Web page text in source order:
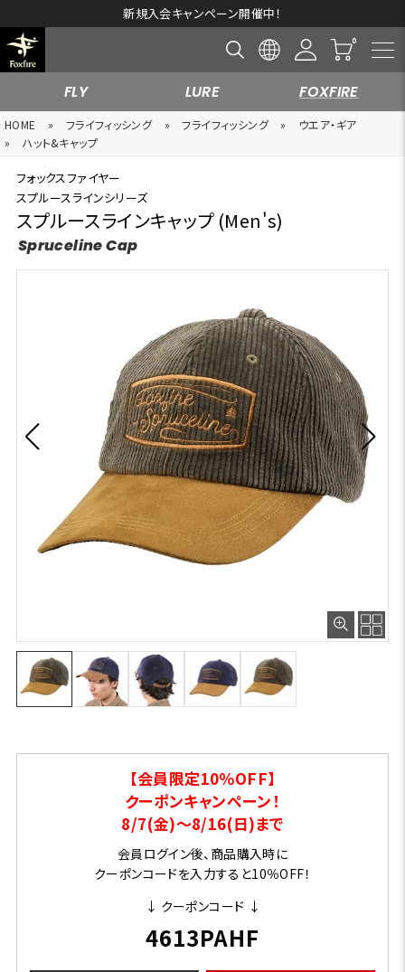
新規入会キャンペーン開催中！
FLY LURE FOXFIRE
HOME » フライフィッシング » フライフィッシング »
ウエア・ギア
»
ハット&キャップ
フォックスファイヤー
スプルースラインシリーズ
スプルースラインキャップ (Men's)
Spruceline Cap
【会員限定10％OFF】
クーポンキャンペーン！
8/7(金)～8/16(日)まで
会員ログイン後、商品購入時に
クーポンコードを入力すると10％OFF！
↓ クーポンコード ↓
4613PAHF